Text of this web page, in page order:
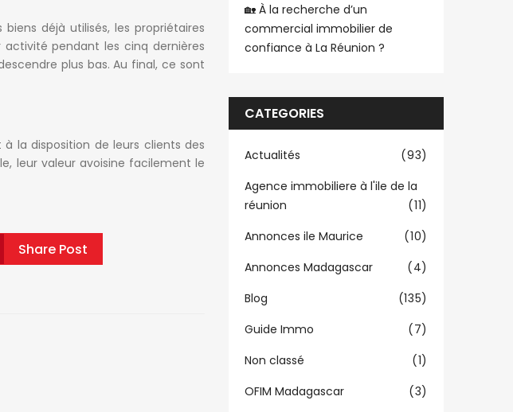
déjà utilisés, les propriétaires
pendant les cinq dernières
plus bas. Au final, ce sont
la disposition de leurs clients des
leur valeur avoisine facilement le
Share Post
🏡 À la recherche d’un
commercial immobilier de
confiance à La Réunion ?
CATEGORIES
Actualités
(93)
Agence immobiliere à l'ile de la
réunion
(11)
Annonces ile Maurice
(10)
Annonces Madagascar
(4)
Blog
(135)
Guide Immo
(7)
Non classé
(1)
OFIM Madagascar
(3)